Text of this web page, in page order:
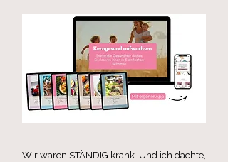
Wir waren STÄNDIG krank. Und ich dachte,